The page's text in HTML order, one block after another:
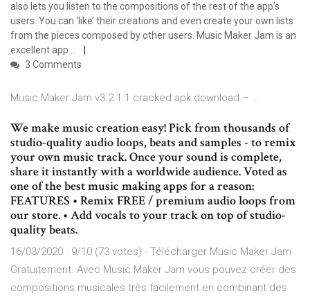
also lets you listen to the compositions of the rest of the app’s
users. You can ‘like’ their creations and even create your own lists
from the pieces composed by other users. Music Maker Jam is an
excellent app …
3 Comments
Music Maker Jam v3.2.1.1 cracked apk download – …
We make music creation easy! Pick from thousands of
studio-quality audio loops, beats and samples - to remix
your own music track. Once your sound is complete,
share it instantly with a worldwide audience. Voted as
one of the best music making apps for a reason:
FEATURES • Remix FREE / premium audio loops from
our store. • Add vocals to your track on top of studio-
quality beats.
16/03/2020 · 9/10 (73 votes) - Télécharger Music Maker Jam
Gratuitement. Avec Music Maker Jam vous pouvez créer des
compositions musicales très facilement en combinant des